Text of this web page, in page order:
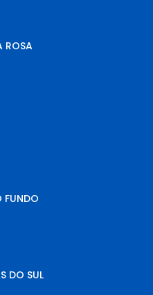
ROSA
FUNDO
DO SUL